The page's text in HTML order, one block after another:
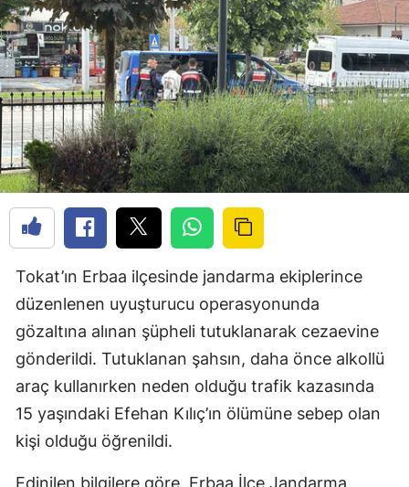
Tokat’ın Erbaa ilçesinde jandarma ekiplerince
düzenlenen uyuşturucu operasyonunda
gözaltına alınan şüpheli tutuklanarak cezaevine
gönderildi. Tutuklanan şahsın, daha önce alkollü
araç kullanırken neden olduğu trafik kazasında
15 yaşındaki Efehan Kılıç’ın ölümüne sebep olan
kişi olduğu öğrenildi.
Edinilen bilgilere göre, Erbaa İlçe Jandarma